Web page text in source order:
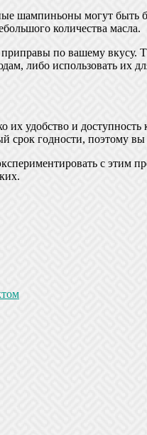
шампиньоны могут быть
количества масла.
по вашему вкусу.
либо использовать их
удобство и
годности, поэтому
с